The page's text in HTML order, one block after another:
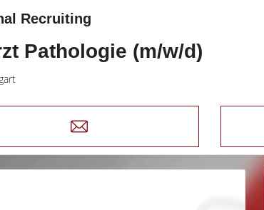
Recruiting
Pathologie (m/w/d)